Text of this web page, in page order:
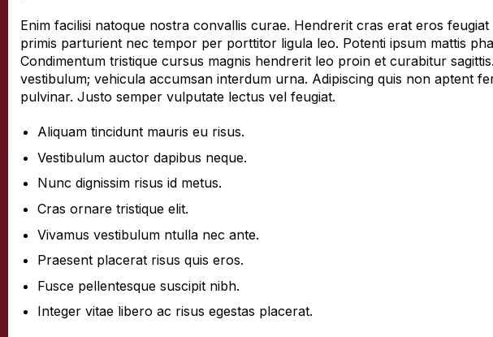
Enim facilisi natoque nostra convallis curae. Hendrerit cras erat eros
primis parturient nec tempor per porttitor ligula leo. Potenti ipsum mattis
Condimentum tristique cursus magnis hendrerit leo proin et curabitur
vestibulum; vehicula accumsan interdum urna. Adipiscing quis non aptent
pulvinar. Justo semper vulputate lectus vel feugiat.
Aliquam tincidunt mauris eu risus.
Vestibulum auctor dapibus neque.
Nunc dignissim risus id metus.
Cras ornare tristique elit.
Vivamus vestibulum ntulla nec ante.
Praesent placerat risus quis eros.
Fusce pellentesque suscipit nibh.
Integer vitae libero ac risus egestas placerat.